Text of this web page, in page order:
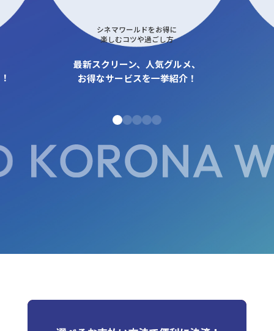
シネマワールドをお得に
楽しむコツや過ごし方
最新スクリーン、人気グルメ、
お得なサービスを一挙紹介！